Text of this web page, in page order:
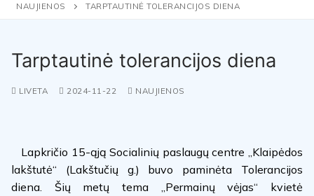
NAUJIENOS
TARPTAUTINĖ TOLERANCIJOS DIENA
Tarptautinė tolerancijos diena
LIVETA 2024-11-22 NAUJIENOS
Lapkričio 15-ąją Socialinių paslaugų centre „Klaipėdos
lakštutė“ (Lakštučių g.) buvo paminėta Tolerancijos
diena. Šių metų tema „Permainų vėjas“ kvietė